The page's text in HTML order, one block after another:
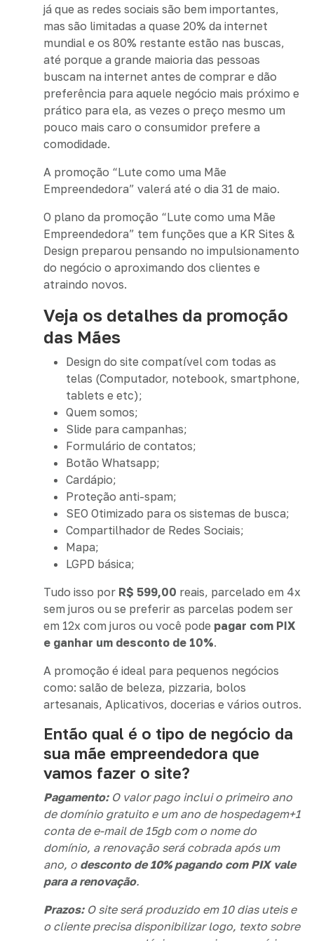
já que as redes sociais são bem importantes,
mas são limitadas a quase 20% da internet
mundial e os 80% restante estão nas buscas,
até porque a grande maioria das pessoas
buscam na internet antes de comprar e dão
preferência para aquele negócio mais próximo e
prático para ela, as vezes o preço mesmo um
pouco mais caro o consumidor prefere a
comodidade.
A promoção “Lute como uma Mãe
Empreendedora” valerá até o dia 31 de maio.
O plano da promoção “Lute como uma Mãe
Empreendedora” tem funções que a KR Sites &
Design preparou pensando no impulsionamento
do negócio o aproximando dos clientes e
atraindo novos.
Veja os detalhes da promoção
das Mães
Design do site compatível com todas as
telas (Computador, notebook, smartphone,
tablets e etc);
Quem somos;
Slide para campanhas;
Formulário de contatos;
Botão Whatsapp;
Cardápio;
Proteção anti-spam;
SEO Otimizado para os sistemas de busca;
Compartilhador de Redes Sociais;
Mapa;
LGPD básica;
Tudo isso por R$ 599,00 reais, parcelado em 4x
sem juros ou se preferir as parcelas podem ser
em 12x com juros ou você pode pagar com PIX
e ganhar um desconto de 10%.
A promoção é ideal para pequenos negócios
como: salão de beleza, pizzaria, bolos
artesanais, Aplicativos, docerias e vários outros.
Então qual é o tipo de negócio da
sua mãe empreendedora que
vamos fazer o site?
Pagamento:O valor pago inclui o primeiro ano
de domínio gratuito e um ano de hospedagem+1
conta de e-mail de 15gb com o nome do
domínio, a renovação será cobrada após um
ano, o desconto de 10% pagando com PIX vale
para a renovação.
Prazos:O site será produzido em 10 dias uteis e
o cliente precisa disponibilizar logo, texto sobre